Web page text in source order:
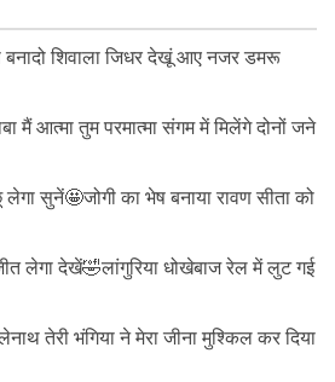
शिवाला जिधर देखूं आए नजर डमरू
मैं आत्मा तुम परमात्मा संगम में मिलेंगे दोनों जने
सुनें🤩जोगी का भेष बनाया रावण सीता को
लेगा देखें🤣लांगुरिया धोखेबाज रेल में लुट गई
तेरी भंगिया ने मेरा जीना मुश्किल कर दिया